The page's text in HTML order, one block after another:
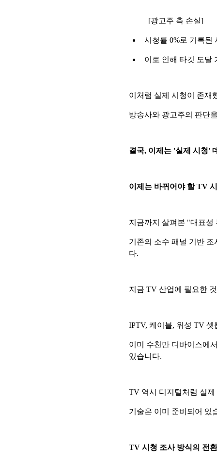
[광고주 측 손실]
시청률 0%로 기록된
이로 인해 타깃 도달
이처럼 실제 시청이 존재
방송사와 광고주의 판단
결국, 이제는 '실제 시청'
이제는 바뀌어야 할 TV
지금까지 살펴본 "대표
기존의 소수 패널 기반
다.
지금 TV 산업에 필요한
IPTV, 케이블, 위성 TV
이미 수천만 디바이스에
있습니다.
TV 역시 디지털처럼 실
기술은 이미 준비되어 있
TV 시청 조사 방식의 전